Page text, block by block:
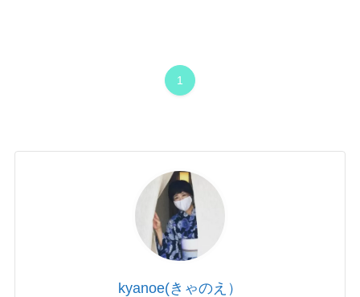
1
kyanoe(きゃのえ）